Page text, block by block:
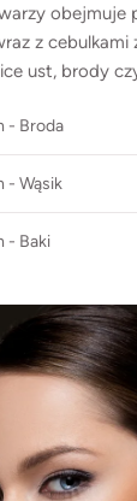
obejmuje
z cebulkami
ust, brody
- Broda
- Wąsik
- Baki